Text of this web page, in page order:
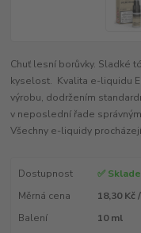
Chuť lesní borůvky. Sladké
kyselost. Kvalita e-liquidu
výrobu, dodržením
v neposlední řade
Všechny e-liquidy
Dostupnost
✅
Měrná cena
18,30 Kč
Balení
10 ml